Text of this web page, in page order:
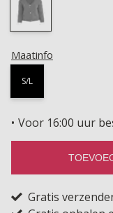
Maatinfo
S/L
Voor 16:00 uur
Gratis